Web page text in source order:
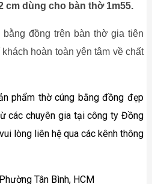
cm dùng cho bàn thờ 1m55.
đồng trên bàn thờ gia tiên
hoàn toàn yên tâm về chất
phẩm thờ cúng bằng đồng đẹp
các chuyên gia tại công ty Đồng
lòng liên hệ qua các kênh thông
Tân Bình, HCM